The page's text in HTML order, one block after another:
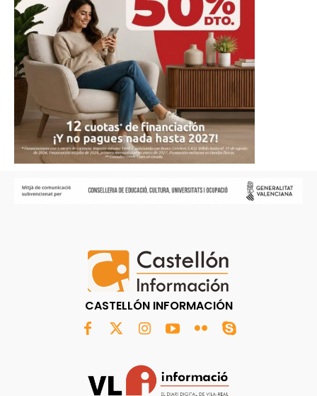
CASTELLÓN INFORMACIÓN